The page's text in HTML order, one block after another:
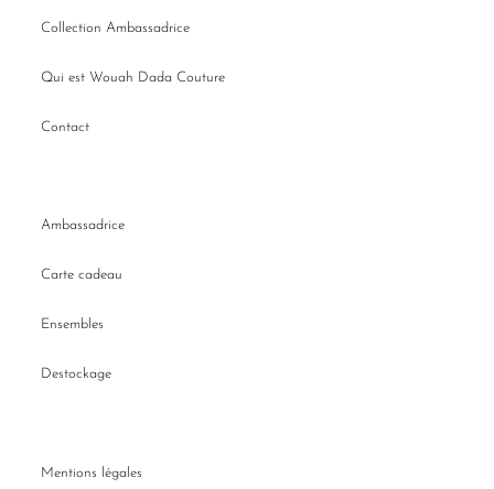
Collection Ambassadrice
Qui est Wouah Dada Couture
Contact
Ambassadrice
Carte cadeau
Ensembles
Destockage
Mentions légales